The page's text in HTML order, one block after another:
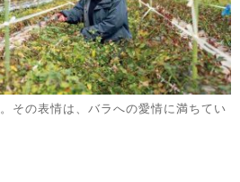
その表情は、バラへの愛情に満ちてい